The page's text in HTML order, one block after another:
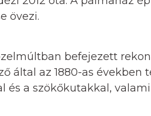
övezi.
befejezett
által az 1880-as években
és a szökőkutakkal,